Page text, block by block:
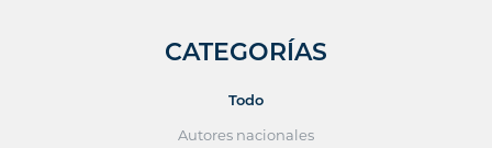
CATEGORÍAS
Todo
Autores nacionales